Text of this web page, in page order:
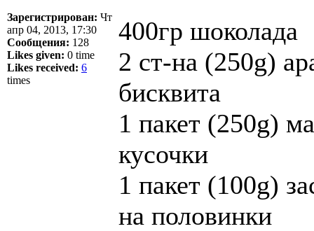
Зарегистрирован: Чт
апр 04, 2013, 17:30
Сообщения: 128
Likes given: 0 time
Likes received: 6
times
400гр шоколада
2 ст-на (250g)
бисквита
1 пакет (250g)
кусочки
1 пакет (100g)
на половинки